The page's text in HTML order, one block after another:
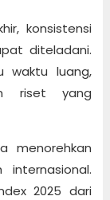
konsistensi
diteladani.
waktu luang,
riset yang
menorehkan
2025 dari